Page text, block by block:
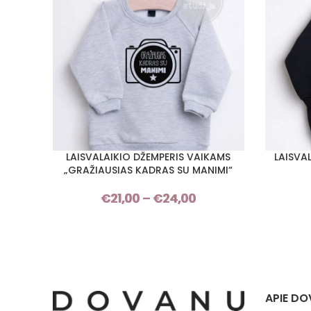
PASIRINKTI SAVYBES
LAISVALAIKIO DŽEMPERIS VAIKAMS
„GRAŽIAUSIAS KADRAS SU MANIMI“
€21,00 – €24,00
APIE